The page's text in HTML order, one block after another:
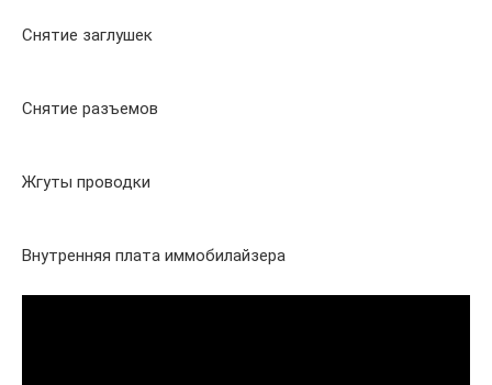
Снятие заглушек
Снятие разъемов
Жгуты проводки
Внутренняя плата иммобилайзера